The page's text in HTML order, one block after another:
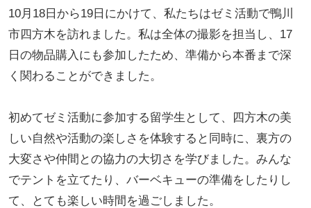
10月18日から19日にかけて、私たちはゼミ活動で鴨川
市四方木を訪れました。私は全体の撮影を担当し、17
日の物品購入にも参加したため、準備から本番まで深
く関わることができました。
初めてゼミ活動に参加する留学生として、四方木の美
しい自然や活動の楽しさを体験すると同時に、裏方の
大変さや仲間との協力の大切さを学びました。みんな
でテントを立てたり、バーベキューの準備をしたりし
て、とても楽しい時間を過ごしました。